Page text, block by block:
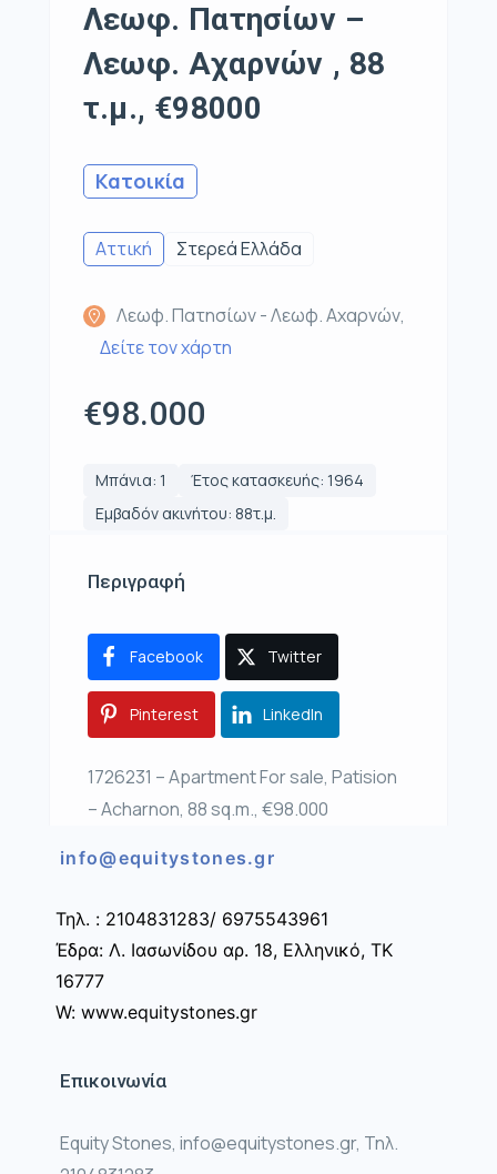
Λεωφ. Πατησίων –
Λεωφ. Αχαρνών , 88
τ.μ., €98000
Κατοικία
Αττική Στερεά Ελλάδα
Λεωφ. Πατησίων - Λεωφ. Αχαρνών,
Δείτε τον χάρτη
€98.000
Μπάνια: 1
Έτος κατασκευής: 1964
Εμβαδόν ακινήτου: 88τ.μ.
Περιγραφή
Facebook Twitter
Pinterest LinkedIn
1726231 – Apartment For sale, Patision
– Acharnon, 88 sq.m., €98.000
info@equitystones.gr
Τηλ. : 2104831283/ 6975543961
Έδρα: Λ. Ιασωνίδου αρ. 18, Ελληνικό, ΤΚ
16777
W: www.equitystones.gr
Επικοινωνία
Equity Stones, info@equitystones.gr, Τηλ.